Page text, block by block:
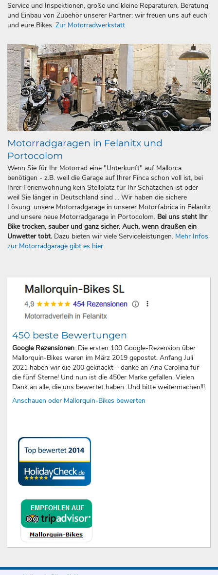
Service und Inspektionen, große und kleine Reparaturen, Beratung
und Einbau von Zubehör unserer Partner: wir freuen uns auf euch
und eure Bikes. Zur Motorradwerkstatt
Motorradgaragen in Felanitx und
Portocolom
Wenn Sie für Ihr Motorrad eine "Unterkunft" auf Mallorca
benötigen - z.B. weil die Garage auf Ihrer Finca schon voll ist, bei
Ihrer Ferienwohnung kein Stellplatz für Ihr Schätzchen ist oder
weil Sie länger in Deutschland sind ... Wir haben die sichere
Lösung: unsere Motorradgarage in unserer Motorfabrica in Felanitx
und unsere neue Motorradgarage in Portocolom. Bei uns steht Ihr
Bike trocken, sauber und ganz sicher. Auch, wenn draußen ein
Unwetter tobt. Dazu bieten wir viele Serviceleistungen. Mehr Infos
zur Motorradgarage gibt es hier
450 beste Bewertungen
Google Rezensionen: Die ersten 100 Google-Rezension über
Mallorquin-Bikes waren im März 2019 gepostet. Anfang Juli
2021 haben wir die 200 geknackt – danke an Ana Carolina für
die fünf Sterne! Und nun ist die 450er Marke gefallen. Vielen
Dank an alle, die uns bewertet haben. Und bitte weitermachen!!!
Anschauen oder Mallorquin-Bikes bewerten